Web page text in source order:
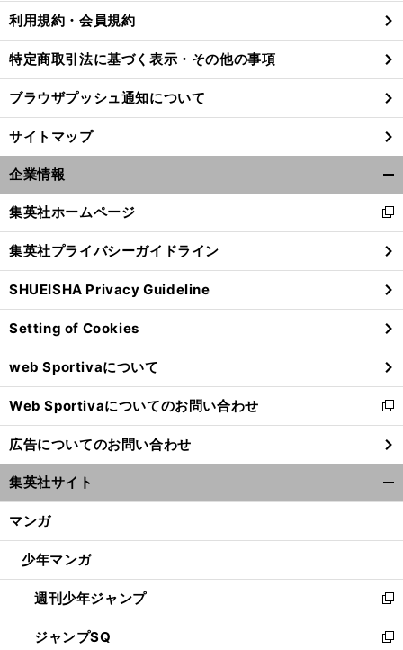
利用規約・会員規約
特定商取引法に基づく表示・その他の事項
ブラウザプッシュ通知について
サイトマップ
企業情報
閉
る
集英社ホームページ
新
し
い
ウ
ィ
ン
ド
ウ
で
開
く
集英社プライバシーガイドライン
SHUEISHA Privacy Guideline
Setting of Cookies
web Sportivaについて
Web Sportivaについてのお問い合わせ
新
し
い
ウ
ィ
ン
ウ
開
く
広告についてのお問い合わせ
集英社サイト
マンガ
少年マンガ
週刊少年ジャンプ
新
し
い
ジャンプSQ
新